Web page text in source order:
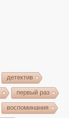
детектив
первый раз
воспоминания